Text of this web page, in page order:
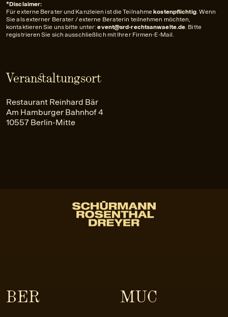
*Disclaimer:
Für externe Berater und Kanzleien ist die Teilnahmekostenpflichtig. Wenn
Sie als externer Berater / externe Beraterin teilnehmen möchten,
kontaktieren Sie uns bitte unter:event@srd-rechtsanwaelte.de. Bitte
registrieren Sie sich ausschließlich mit Ihrer Firmen-E-Mail.
Veranstaltungsort
Restaurant Reinhard Bär
Am Hamburger Bahnhof 4
10557 Berlin-Mitte
BER MUC